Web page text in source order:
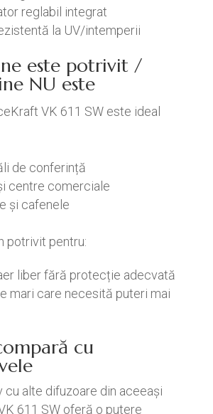
reglabil integrat
la UV/intemperii
este potrivit /
NU este
VK 611 SW este ideal
de conferință
centre comerciale
și cafenele
potrivit pentru:
liber fără protecție adecvată
mari care necesită puteri mai
cu
cu alte difuzoare din aceeași
611 SW oferă o putere